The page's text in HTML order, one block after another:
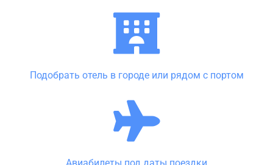
Подобрать отель в городе или рядом с портом